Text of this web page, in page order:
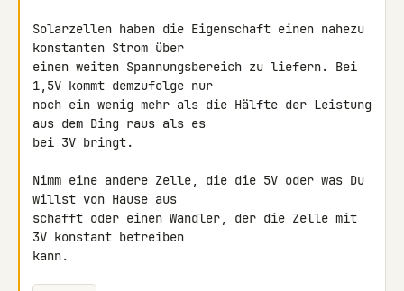
Solarzellen haben die Eigenschaft einen nahezu
konstanten Strom über
einen weiten Spannungsbereich zu liefern. Bei
1,5V kommt demzufolge nur
noch ein wenig mehr als die Hälfte der Leistung
aus dem Ding raus als es
bei 3V bringt.
Nimm eine andere Zelle, die die 5V oder was Du
willst von Hause aus
schafft oder einen Wandler, der die Zelle mit
3V konstant betreiben
kann.